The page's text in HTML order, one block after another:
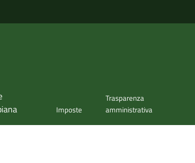
Imposte
Trasparenza
amministrativa